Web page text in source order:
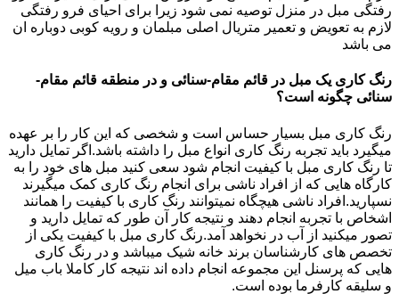
رفتگی مبل در منزل توصیه نمی شود زیرا برای احیای فرو رفتگی
لازم به تعویض و تعمیر متریال اصلی مبلمان و رویه کوبی دوباره ان
می باشد
رنگ کاری یک مبل در قائم مقام-سنائی و در منطقه قائم مقام-
سنائی چگونه است؟
رنگ کاری مبل بسیار حساس است و شخصی که این کار را بر عهده
میگیرد باید تجربه رنگ کاری انواع مبل را داشته باشد.اگر تمایل دارید
تا رنگ کاری مبل با کیفیت انجام شود سعی کنید مبل های خود را به
کارگاه هایی که از افراد ناشی برای انجام رنگ کاری کمک میگیرند
نسپارید.افراد ناشی هیچگاه نمیتوانند رنگ کاری با کیفیت را همانند
اشخاص با تجربه انجام دهند و نتیجه کار آن طور که تمایل دارید و
تصور میکنید از آب در نخواهد آمد.رنگ کاری مبل با کیفیت یکی از
تخصص های کارشناسان برند خانه شیک میباشد و در رنگ کاری
هایی که پرسنل این مجموعه انجام داده اند نتیجه کار کاملا باب میل
و سلیقه کارفرما بوده است.